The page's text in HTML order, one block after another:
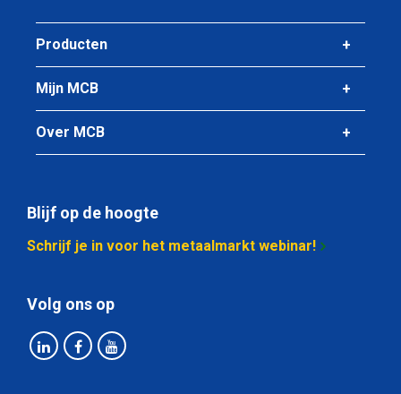
Producten
Mijn MCB
Over MCB
Blijf op de hoogte
Schrijf je in voor het metaalmarkt webinar!
Volg ons op